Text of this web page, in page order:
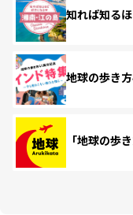
知れば知る
地球の歩き
「地球の歩